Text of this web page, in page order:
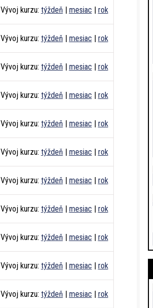
Vývoj kurzu: týždeň | mesiac | rok
Vývoj kurzu: týždeň | mesiac | rok
Vývoj kurzu: týždeň | mesiac | rok
Vývoj kurzu: týždeň | mesiac | rok
Vývoj kurzu: týždeň | mesiac | rok
Vývoj kurzu: týždeň | mesiac | rok
Vývoj kurzu: týždeň | mesiac | rok
Vývoj kurzu: týždeň | mesiac | rok
Vývoj kurzu: týždeň | mesiac | rok
Vývoj kurzu: týždeň | mesiac | rok
Vývoj kurzu: týždeň | mesiac | rok